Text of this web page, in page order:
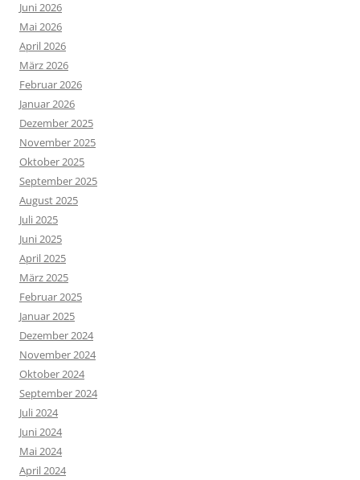
Juni 2026
Mai 2026
April 2026
März 2026
Februar 2026
Januar 2026
Dezember 2025
November 2025
Oktober 2025
September 2025
August 2025
Juli 2025
Juni 2025
April 2025
März 2025
Februar 2025
Januar 2025
Dezember 2024
November 2024
Oktober 2024
September 2024
Juli 2024
Juni 2024
Mai 2024
April 2024